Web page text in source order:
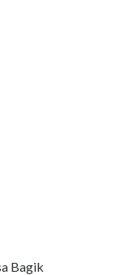
Bagik